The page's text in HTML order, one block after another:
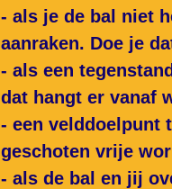
- als je de bal niet
aanraken. Doe je
- als een
dat hangt er vanaf
- een velddoelpunt
geschoten vrije
- als de bal en jij